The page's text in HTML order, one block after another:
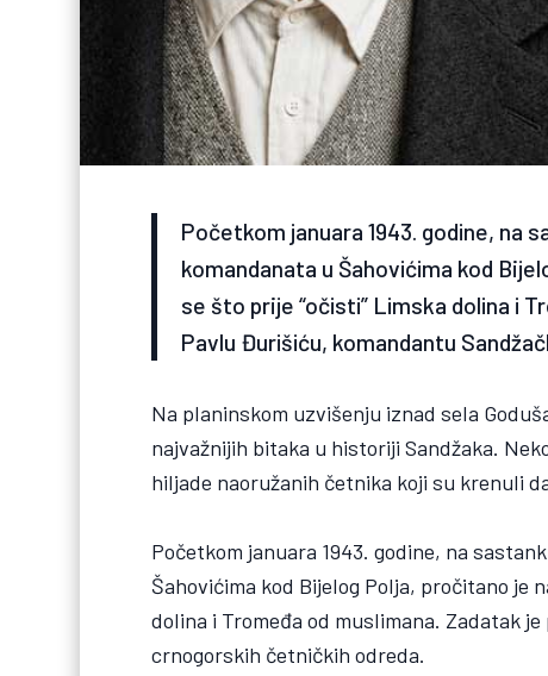
Početkom januara 1943. godine, na
komandanata u Šahovićima kod
se što prije “očisti” Limska dolina i
Pavlu Đurišiću, komandantu
Na planinskom uzvišenju iznad sela
najvažnijih bitaka u historiji Sandžaka.
hiljade naoružanih četnika koji su krenuli
Početkom januara 1943. godine, na
Šahovićima kod Bijelog Polja, pročitano je
dolina i Tromeđa od muslimana. Zadatak
crnogorskih četničkih odreda.